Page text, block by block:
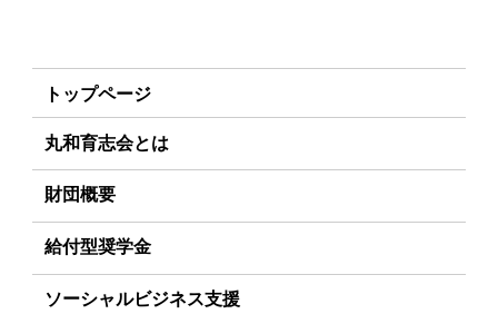
トップページ
丸和育志会とは
理事長あいさつ
丸和育志会の目指す未来
学生のみなさんへ
財団概要
理念
沿革
給付型奨学金
事業方針
ソーシャルビジネス支援